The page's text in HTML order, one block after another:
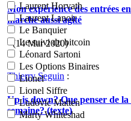
Laurent Horvath
Laurent Lanoir
Le Banquier
Le suivi du bitcoin
Léonard Sartoni
Les Options Binaires
Lionel
Lionel Siffre
Ludovic Matten
Marty Whiteshad
Mon expérience des entrées
marché aussi agité
- (14 Mar 2020)
Thierry Seguin :
Up is down? Que penser de la
semaine? (texte)